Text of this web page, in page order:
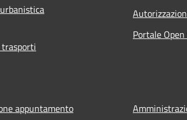
Portale
appuntamento